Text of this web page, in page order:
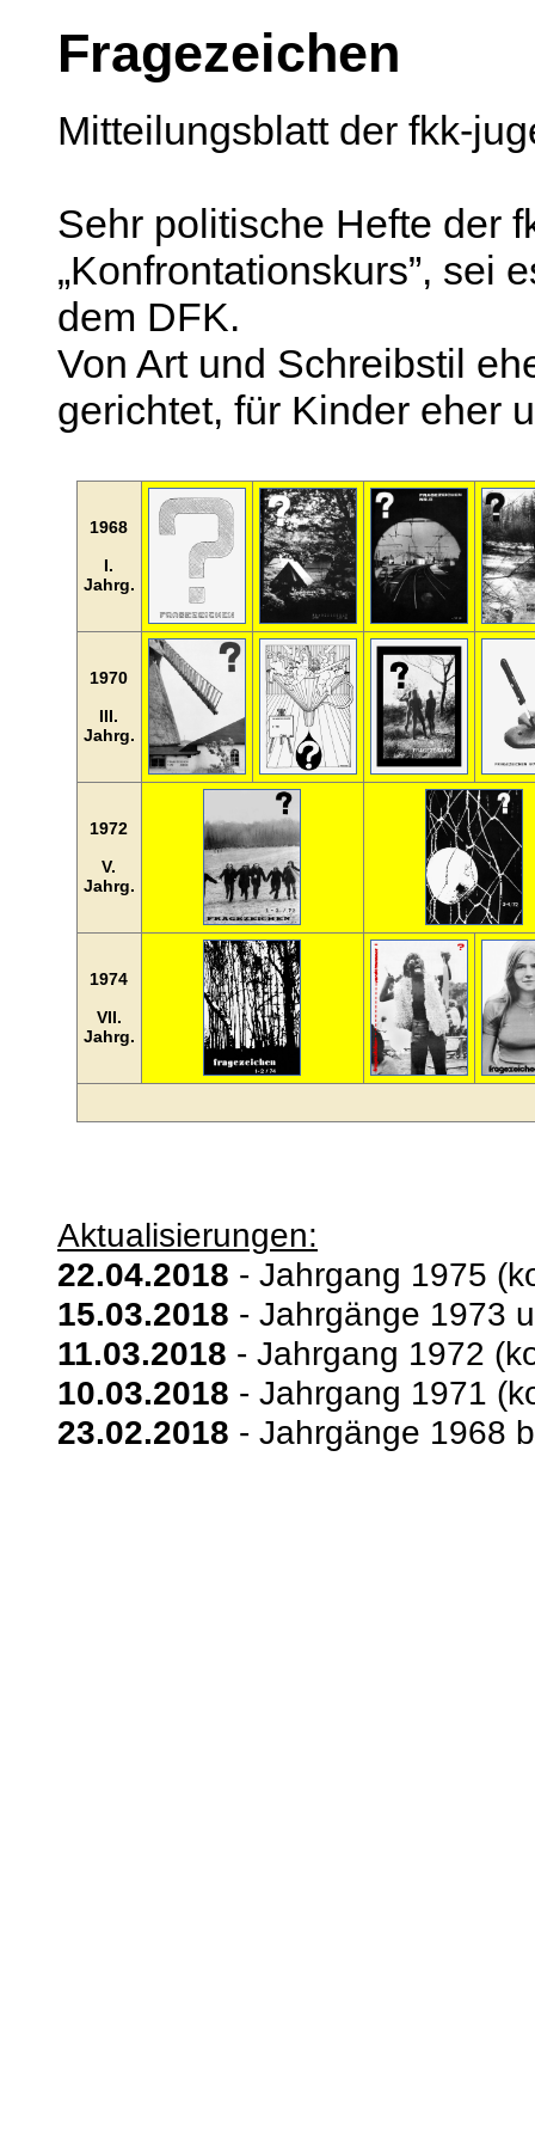
Fragezeichen
Mitteilungsblatt der fkk-
Sehr politische Hefte der
„Konfrontationskurs”, sei
dem DFK.
Von Art und Schreibstil
gerichtet, für Kinder eher
1968
I.
Jahrg.
1970
III.
Jahrg.
1972
V.
Jahrg.
1974
VII.
Jahrg.
Aktualisierungen:
22.04.2018 - Jahrgang 1975
15.03.2018 - Jahrgänge 1973
11.03.2018 - Jahrgang 1972
10.03.2018 - Jahrgang 1971
23.02.2018 - Jahrgänge 1968